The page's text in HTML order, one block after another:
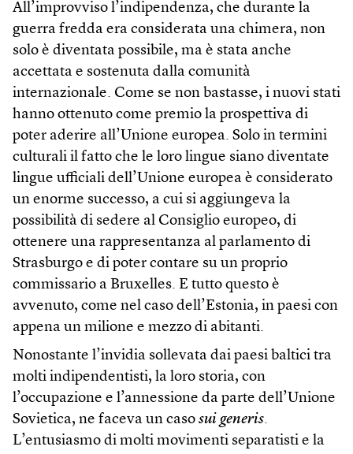
All’improvviso l’indipendenza, che durante la
guerra fredda era considerata una chimera, non
solo è diventata possibile, ma è stata anche
accettata e sostenuta dalla comunità
internazionale. Come se non bastasse, i nuovi stati
hanno ottenuto come premio la prospettiva di
poter aderire all’Unione europea. Solo in termini
culturali il fatto che le loro lingue siano diventate
lingue ufficiali dell’Unione europea è considerato
un enorme successo, a cui si aggiungeva la
possibilità di sedere al Consiglio europeo, di
ottenere una rappresentanza al parlamento di
Strasburgo e di poter contare su un proprio
commissario a Bruxelles. E tutto questo è
avvenuto, come nel caso dell’Estonia, in paesi con
appena un milione e mezzo di abitanti.
Nonostante l’invidia sollevata dai paesi baltici tra
molti indipendentisti, la loro storia, con
l’occupazione e l’annessione da parte dell’Unione
Sovietica, ne faceva un caso sui generis.
L’entusiasmo di molti movimenti separatisti e la